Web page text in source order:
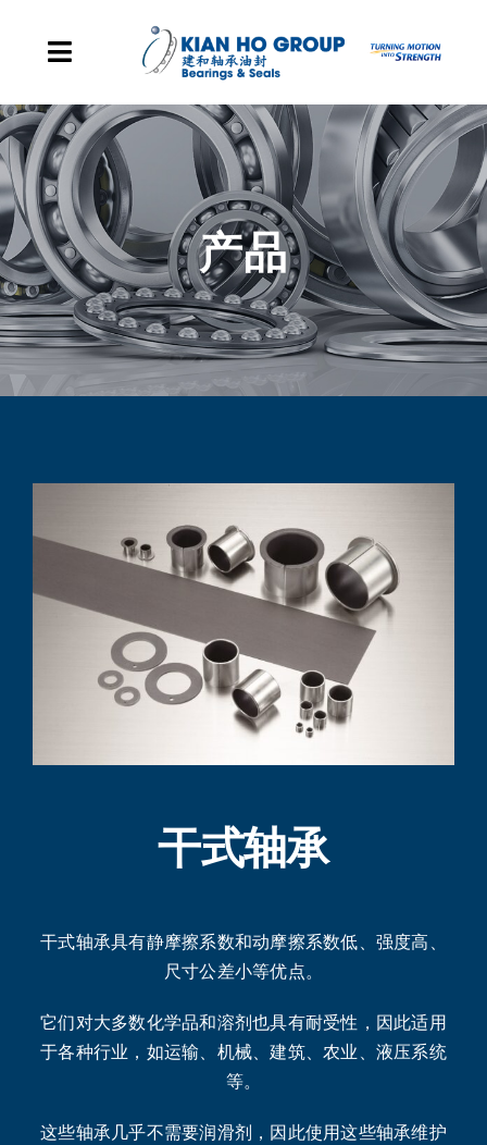
Toggle Navigation
主页
集团据点
产品
企业发展里程碑
产品
干式轴承
干式轴承具有静摩擦系数和动摩擦系数低、强度高、
尺寸公差小等优点。
它们对大多数化学品和溶剂也具有耐受性，因此适用
于各种行业，如运输、机械、建筑、农业、液压系统
等。
这些轴承几乎不需要润滑剂，因此使用这些轴承维护